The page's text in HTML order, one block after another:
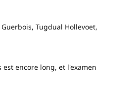
Tugdual Hollevoet,
encore long, et l'examen